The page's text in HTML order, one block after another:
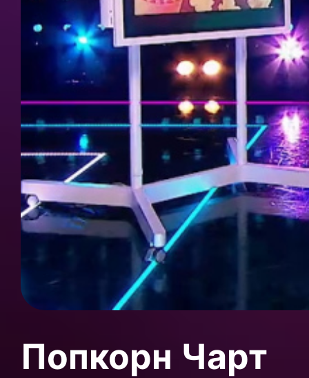
Попкорн Чарт